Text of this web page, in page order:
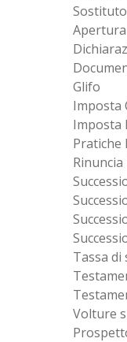
Glifo
Imposta
Imposta
Pratiche
Rinuncia
Tassa di
Volture